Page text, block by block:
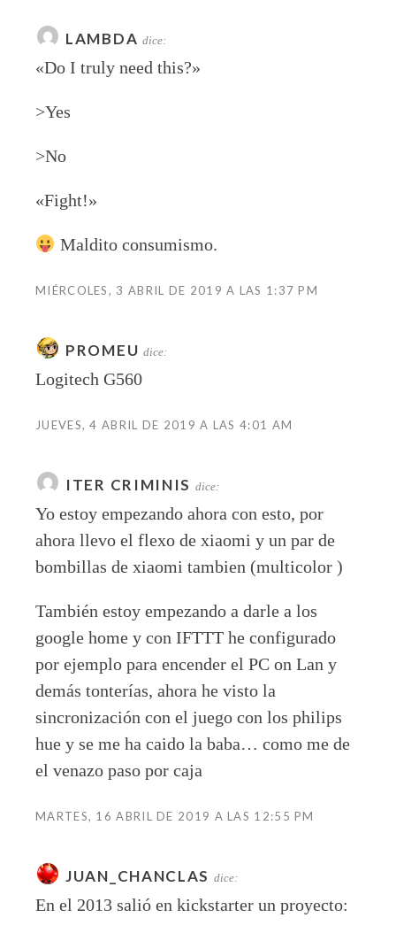
LAMBDA dice:
«Do I truly need this?»
>Yes
>No
«Fight!»
Maldito consumismo.
MIÉRCOLES, 3 ABRIL DE 2019 A LAS 1:37 PM
PROMEU dice:
Logitech G560
JUEVES, 4 ABRIL DE 2019 A LAS 4:01 AM
ITER CRIMINIS dice:
Yo estoy empezando ahora con esto, por
ahora llevo el flexo de xiaomi y un par de
bombillas de xiaomi tambien (multicolor )
También estoy empezando a darle a los
google home y con IFTTT he configurado
por ejemplo para encender el PC on Lan y
demás tonterías, ahora he visto la
sincronización con el juego con los philips
hue y se me ha caido la baba… como me de
el venazo paso por caja
MARTES, 16 ABRIL DE 2019 A LAS 12:55 PM
JUAN_CHANCLAS dice:
En el 2013 salió en kickstarter un proyecto: